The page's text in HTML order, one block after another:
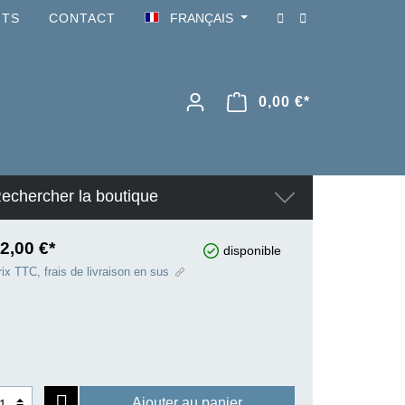
CONTACT FRANÇAIS
0,00 €*
la boutique
€* disponible
TTC, frais de livraison en sus